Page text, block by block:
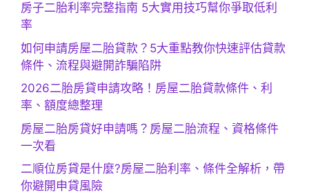
房子二胎利率完整指南 5大實用技巧幫你爭取低利
率
如何申請房屋二胎貸款？5大重點教你快速評估貸款
條件、流程與避開詐騙陷阱
2026二胎房貸申請攻略！房屋二胎貸款條件、利
率、額度總整理
房屋二胎房貸好申請嗎？房屋二胎流程、資格條件
一次看
二順位房貸是什麼?房屋二胎利率、條件全解析，帶
你避開申貸風險